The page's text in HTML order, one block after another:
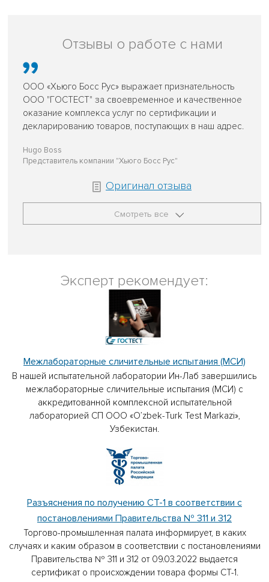
Отзывы о работе с нами
ООО «Хьюго Босс Рус» выражает признательность
ООО "ГОСТЕСТ" за своевременное и качественное
оказание комплекса услуг по сертификации и
декларированию товаров, поступающих в наш адрес.
Hugo Boss
Представитель компании "Хьюго Босс Рус"
Оригинал отзыва
Смотреть все
Эксперт рекомендует:
Межлабораторные сличительные испытания (МСИ)
В нашей испытательной лаборатории Ин-Лаб завершились
межлабораторные сличительные испытания (МСИ) с
аккредитованной комплексной испытательной
лабораторией СП ООО «O’zbek-Turk Test Markazi»,
Узбекистан.
Разъяснения по получению СТ-1 в соответствии с
постановлениями Правительства № 311 и 312
Торгово-промышленная палата информирует, в каких
случаях и каким образом в соответствии с постановлениями
Правительства № 311 и 312 от 09.03.2022 выдается
сертификат о происхождении товара формы СТ-1.